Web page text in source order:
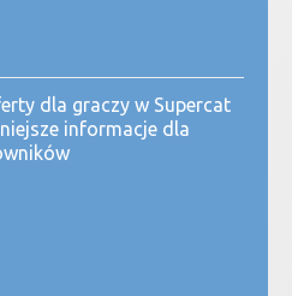
dla graczy w Supercat
informacje dla